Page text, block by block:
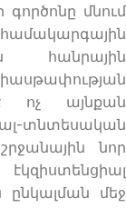
մնում
հանրային
ոչ այնքան
տնտեսական
նոր
մեջ